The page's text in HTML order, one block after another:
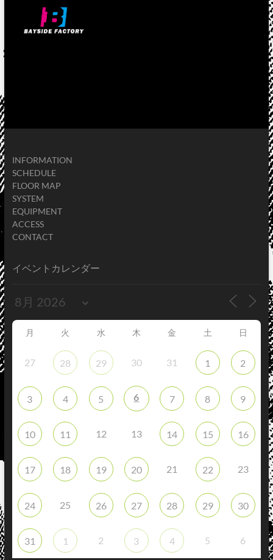
INFORMATION
SCHEDULE
FLOOR MAP
SYSTEM
EQUIPMENT
ACCESS
CONTACT
イベントカレンダー
月 火 水 木 金 土 日
27 28 29 30 31 1 2
3 4 5 6 7 8 9
10 11 12 13 14 15 16
17 18 19 20 21 22 23
24 25 26 27 28 29 30
31 1 2 3 4 5 6